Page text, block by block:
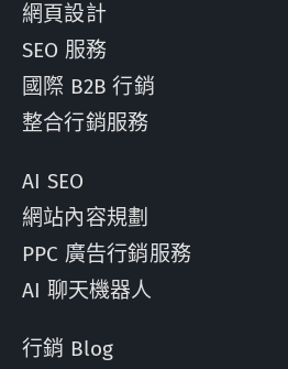
網頁設計
SEO 服務
國際 B2B 行銷
整合行銷服務
AI SEO
網站內容規劃
PPC 廣告行銷服務
AI 聊天機器人
行銷 Blog